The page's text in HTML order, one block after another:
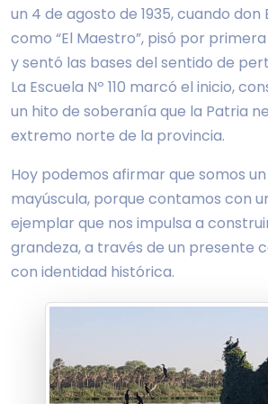
un 4 de agosto de 1935, cuando don
como “El Maestro”, pisó por
y sentó las bases del sentido de
La Escuela Nº 110 marcó el inicio,
un hito de soberanía que la Patria
extremo norte de la provincia.
Hoy podemos afirmar que somos
mayúscula, porque contamos con
ejemplar que nos impulsa a
grandeza, a través de un presente
con identidad histórica.